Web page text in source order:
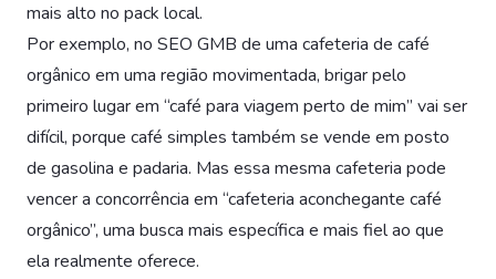
mais alto no pack local.
Por exemplo, no SEO GMB de uma cafeteria de café
orgânico em uma região movimentada, brigar pelo
primeiro lugar em “café para viagem perto de mim” vai ser
difícil, porque café simples também se vende em posto
de gasolina e padaria. Mas essa mesma cafeteria pode
vencer a concorrência em “cafeteria aconchegante café
orgânico”, uma busca mais específica e mais fiel ao que
ela realmente oferece.